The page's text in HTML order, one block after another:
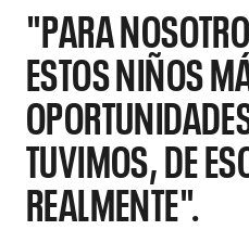
"PARA
ESTOS NIÑOS
TUVIMOS, DE
REALMENTE".